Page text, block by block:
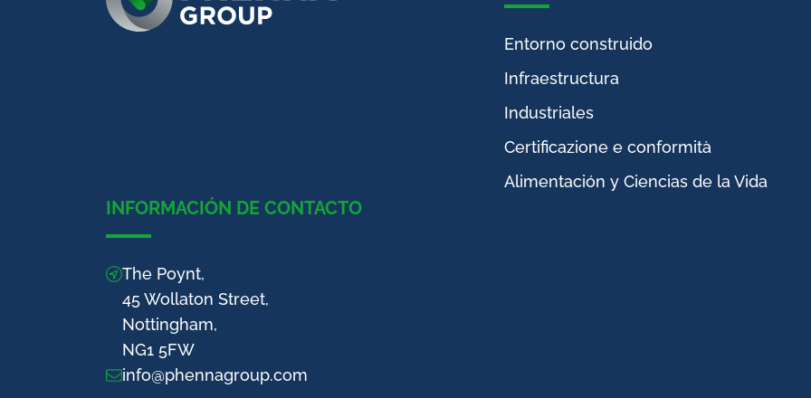
Entorno construido
Infraestructura
Industriales
Certificazione e conformità
Alimentación y Ciencias de la Vida
INFORMACIÓN DE CONTACTO
The Poynt,
45 Wollaton Street,
Nottingham,
NG1 5FW
info@phennagroup.com